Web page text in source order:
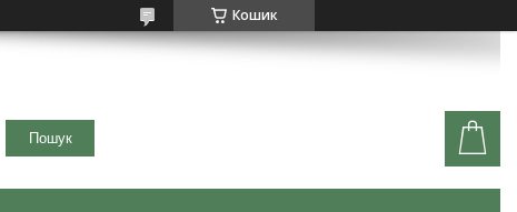
Кошик
Пошук